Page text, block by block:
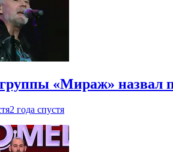
«Мираж» назвал
2 года спустя